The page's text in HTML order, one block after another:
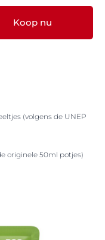
Koop nu
(volgens de UNEP
originele 50ml potjes)